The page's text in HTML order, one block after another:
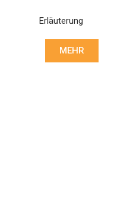
Erläuterung
MEHR